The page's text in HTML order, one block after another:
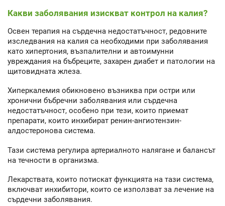
Какви заболявания изискват контрол на калия?
Освен терапия на сърдечна недостатъчност, редовните
изследвания на калия са необходими при заболявания
като хипертония, възпалителни и автоимунни
увреждания на бъбреците, захарен диабет и патологии на
щитовидната жлеза.
Хиперкалемия обикновено възниква при остри или
хронични бъбречни заболявания или сърдечна
недостатъчност, особено при тези, които приемат
препарати, които инхибират ренин-ангиотензин-
алдостеронова система.
Тази система регулира артериалното налягане и балансът
на течности в организма.
Лекарствата, които потискат функцията на тази система,
включват инхибитори, които се използват за лечение на
сърдечни заболявания.